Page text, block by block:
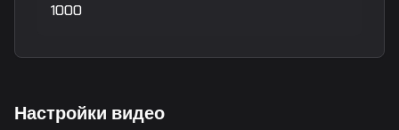
1000
Настройки видео